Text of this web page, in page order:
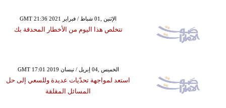
GMT 21:36 2021 الإثنين ,01 شباط / فبراير
تتخلص هذا اليوم من الأخطار المحدقة بك
GMT 17:01 2019 الخميس ,04 إبريل / نيسان
استعد لمواجهة تحدّيات عديدة وللسعي إلى حل
المسائل المقلقة